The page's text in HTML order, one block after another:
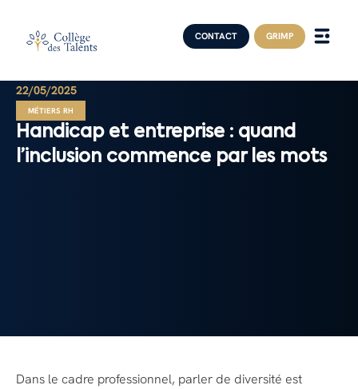
CONTACT GRIMP
22/05/2025
MÉTIERS RH
Handicap et entreprise : quand
l’inclusion commence par les mots
Dans le cadre professionnel, parler de diversité est